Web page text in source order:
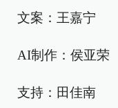
文案：王嘉宁
AI制作：侯亚荣
支持：田佳南